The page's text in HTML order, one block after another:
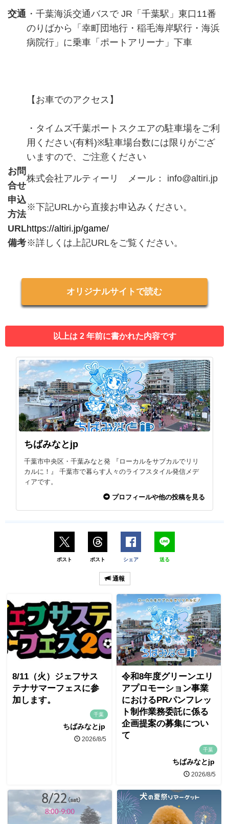
交通 ・千葉海浜交通バスで JR「千葉駅」東口11番
のりばから「幸町団地行・稲毛海岸駅行・海浜
病院行」に乗車「ポートアリーナ」下車
【お車でのアクセス】
・タイムズ千葉ポートスクエアの駐車場をご利
用ください(有料)※駐車場台数には限りがござ
いますので、ご注意ください
お問
合せ
株式会社アルティーリ メール： info@altiri.jp
申込
方法
※下記URLから直接お申込みください。
URLhttps://altiri.jp/game/
備考※詳しくは上記URLをご覧ください。
オリジナルサイトで読む
以上は 2 年前に書かれた内容です
ちばみなとjp
千葉市中央区・千葉みなと発 『ローカルをサブカルでリリ
カルに！』 千葉市で暮らす人々のライフスタイル発信メデ
ィアです。
プロフィールや他の投稿を見る
ポスト ポスト シェア 送る
通報
8/11（火）ジェフサス
テナサマーフェスに参
加します。
千葉
ちばみなとjp
2026/8/5
令和8年度グリーンエリ
アプロモーション事業
におけるPRパンフレッ
ト制作業務委託に係る
企画提案の募集につい
て
千葉
ちばみなとjp
2026/8/5